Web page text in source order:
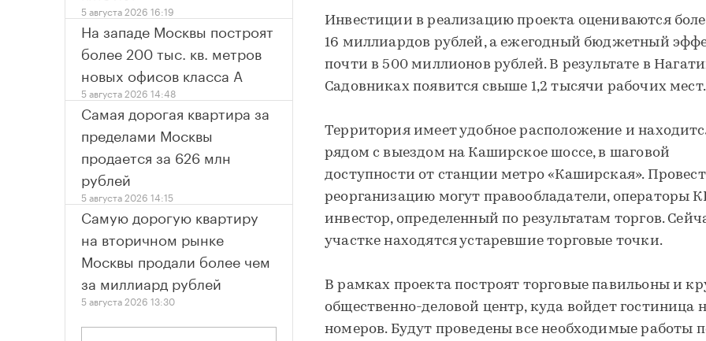
Инвестиции в реализацию проекта оцениваются
16 миллиардов рублей, а ежегодный бюджетный
почти в 500 миллионов рублей. В результате в
Садовниках появится свыше 1,2 тысячи рабочих
Территория имеет удобное расположение и
рядом с выездом на Каширское шоссе, в шаговой
доступности от станции метро «Каширская».
реорганизацию могут правообладатели, операторы
инвестор, определенный по результатам торгов.
участке находятся устаревшие торговые точки.
В рамках проекта построят торговые павильоны и
общественно-деловой центр, куда войдет гостиница
номеров. Будут проведены все необходимые работы
5 августа 2026 16:19
На западе Москвы построят
более 200 тыс. кв. метров
новых офисов класса А
5 августа 2026 14:48
Самая дорогая квартира за
пределами Москвы
продается за 626 млн
рублей
5 августа 2026 14:15
Самую дорогую квартиру
на вторичном рынке
Москвы продали более чем
за миллиард рублей
5 августа 2026 13:30